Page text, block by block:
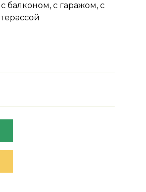
с балконом, с гаражом, с
терассой